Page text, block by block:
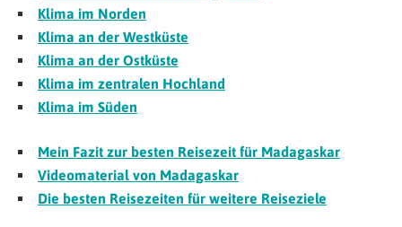
Klima im Norden
Klima an der Westküste
Klima an der Ostküste
Klima im zentralen Hochland
Klima im Süden
Mein Fazit zur besten Reisezeit für Madagaskar
Videomaterial von Madagaskar
Die besten Reisezeiten für weitere Reiseziele